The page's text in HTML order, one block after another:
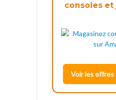
consoles et
Voir les offres